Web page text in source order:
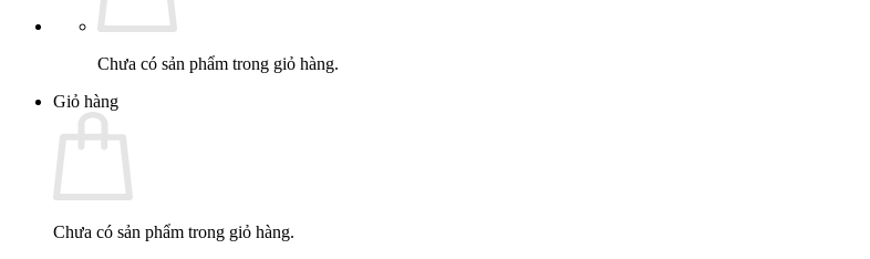
Chưa có sản phẩm trong giỏ hàng.
Giỏ hàng
Chưa có sản phẩm trong giỏ hàng.